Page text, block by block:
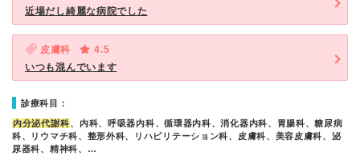
近場だし綺麗な病院でした
皮膚科
4.5
いつも混んでいます
診療科目：
内分泌代謝科、内科、呼吸器内科、循環器内科、消化器内科、胃腸科、糖尿病
科、リウマチ科、整形外科、リハビリテーション科、皮膚科、美容皮膚科、泌
尿器科、精神科、…